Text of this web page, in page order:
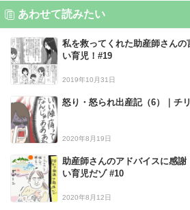
あわせて読みたい
私を救ってくれた助産師さん
い育児！#19
2019年10月31日
怒り・怒られ出産記（6）｜チ
2020年8月19日
助産師さんのアドバイスに感
い育児だゾ #10
2020年8月12日